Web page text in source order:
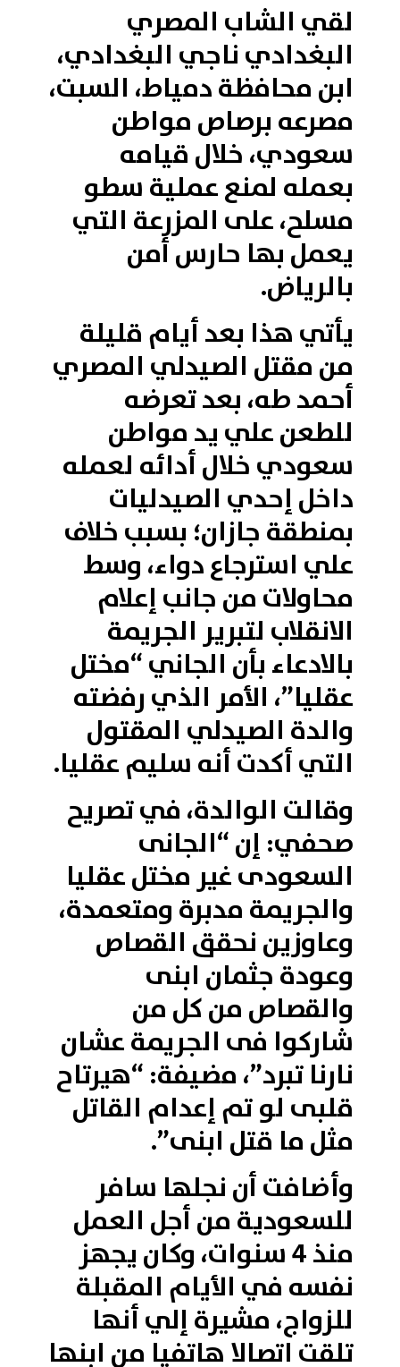
لقي الشاب المصري
البغدادي ناجي البغدادي،
ابن محافظة دمياط، السبت،
مصرعه برصاص مواطن
سعودي، خلال قيامه
بعمله لمنع عملية سطو
مسلح، على المزرعة التي
يعمل بها حارس أمن
بالرياض.
يأتي هذا بعد أيام قليلة
من مقتل الصيدلي المصري
أحمد طه، بعد تعرضه
للطعن علي يد مواطن
سعودي خلال أدائه لعمله
داخل إحدي الصيدليات
بمنطقة جازان؛ بسبب خلاف
علي استرجاع دواء، وسط
محاولات من جانب إعلام
الانقلاب لتبرير الجريمة
بالادعاء بأن الجاني “مختل
عقليا”، الأمر الذي رفضته
والدة الصيدلي المقتول
التي أكدت أنه سليم عقليا.
وقالت الوالدة، في تصريح
صحفي: إن “الجانى
السعودى غير مختل عقليا
والجريمة مدبرة ومتعمدة،
وعاوزين نحقق القصاص
وعودة جثمان ابنى
والقصاص من كل من
شاركوا فى الجريمة عشان
نارنا تبرد”، مضيفة: “هيرتاح
قلبى لو تم إعدام القاتل
مثل ما قتل ابنى”.
وأضافت أن نجلها سافر
للسعودية من أجل العمل
منذ 4 سنوات، وكان يجهز
نفسه في الأيام المقبلة
للزواج، مشيرة إلي أنها
تلقت اتصالا هاتفيا من ابنها